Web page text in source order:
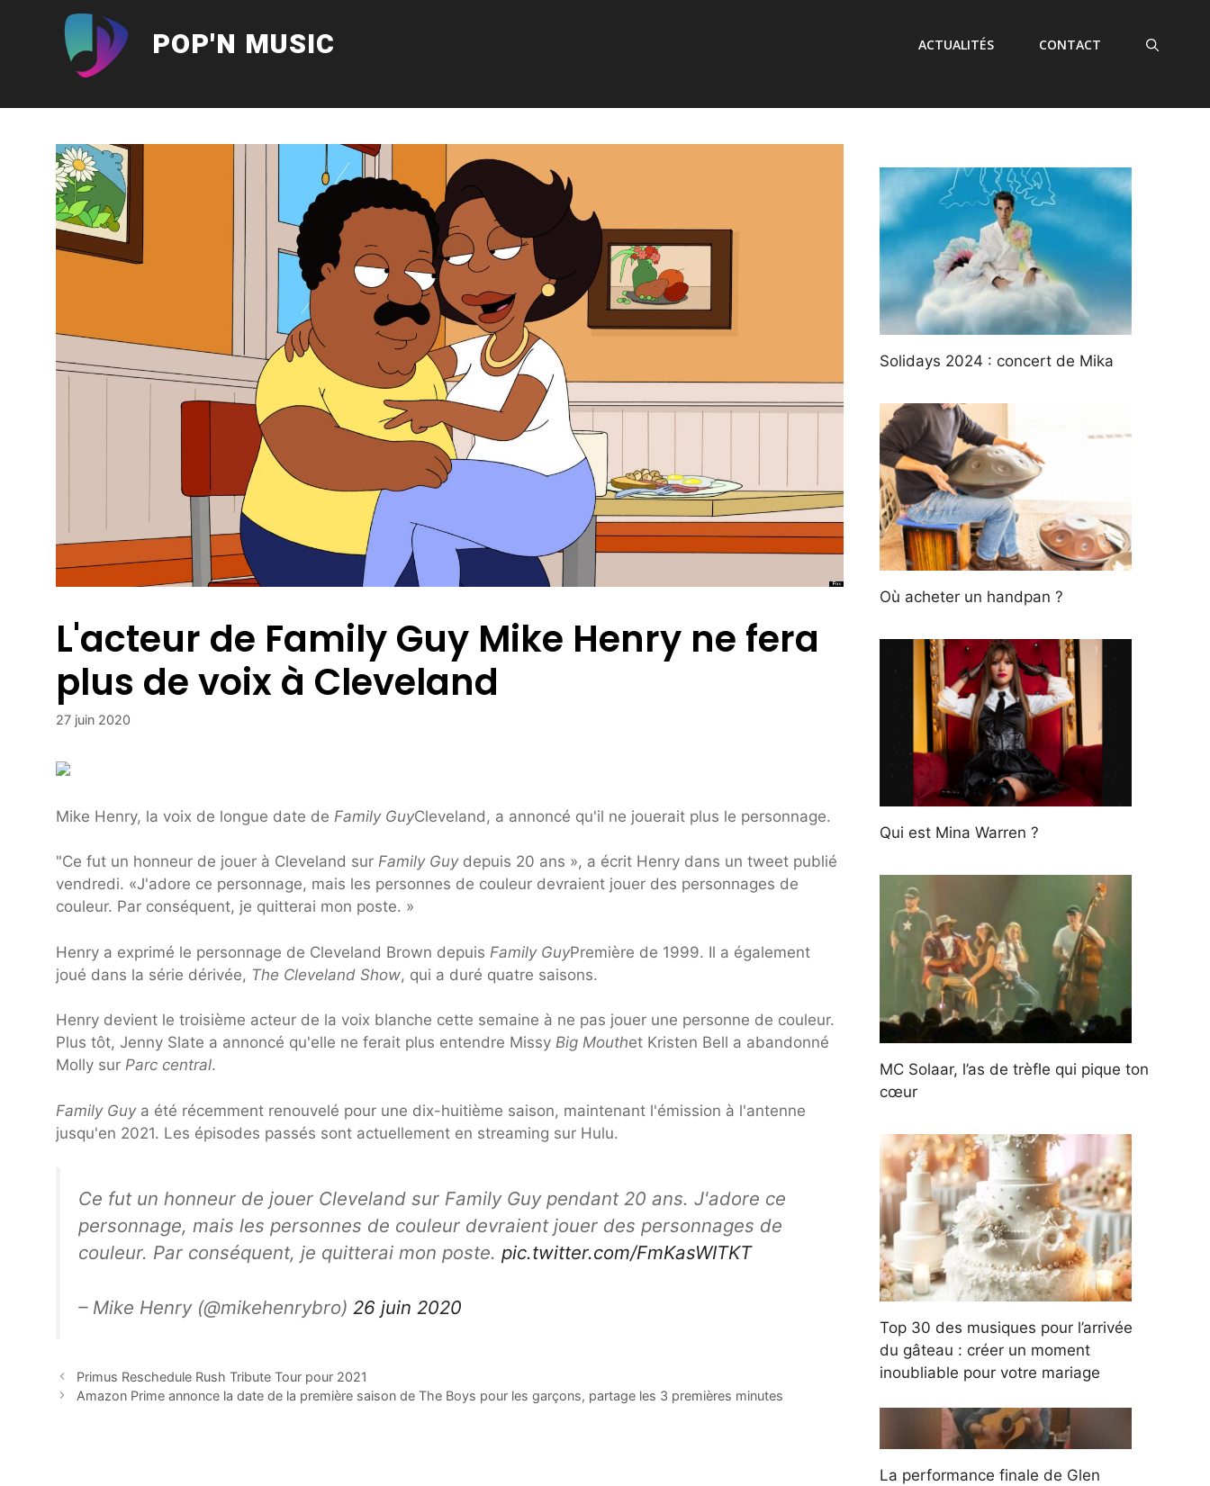
POP'N MUSIC ACTUALITÉS CONTACT
L'acteur de Family Guy Mike Henry ne fera
plus de voix à Cleveland
27 juin 2020
Mike Henry, la voix de longue date de Family GuyCleveland, a annoncé qu'il ne jouerait plus le personnage.
"Ce fut un honneur de jouer à Cleveland sur Family Guydepuis 20 ans », a écrit Henry dans un tweet publié
vendredi. «J'adore ce personnage, mais les personnes de couleur devraient jouer des personnages de
couleur. Par conséquent, je quitterai mon poste. »
Henry a exprimé le personnage de Cleveland Brown depuis Family GuyPremière de 1999. Il a également
joué dans la série dérivée, The Cleveland Show, qui a duré quatre saisons.
Henry devient le troisième acteur de la voix blanche cette semaine à ne pas jouer une personne de couleur.
Plus tôt, Jenny Slate a annoncé qu'elle ne ferait plus entendre Missy Big Mouthet Kristen Bell a abandonné
Molly sur Parc central.
Family Guya été récemment renouvelé pour une dix-huitième saison, maintenant l'émission à l'antenne
jusqu'en 2021. Les épisodes passés sont actuellement en streaming sur Hulu.
Ce fut un honneur de jouer Cleveland sur Family Guy pendant 20 ans. J'adore ce
personnage, mais les personnes de couleur devraient jouer des personnages de
couleur. Par conséquent, je quitterai mon poste. pic.twitter.com/FmKasWITKT
– Mike Henry (@mikehenrybro) 26 juin 2020
Primus Reschedule Rush Tribute Tour pour 2021
Amazon Prime annonce la date de la première saison de The Boys pour les garçons, partage les 3 premières minutes
Solidays 2024 : concert de Mika
Où acheter un handpan ?
Qui est Mina Warren ?
MC Solaar, l’as de trèfle qui pique ton
cœur
Top 30 des musiques pour l’arrivée
du gâteau : créer un moment
inoubliable pour votre mariage
La performance finale de Glen